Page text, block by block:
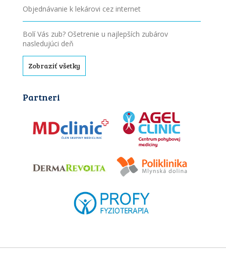
Objednávanie k lekárovi cez internet
Bolí Vás zub? Ošetrenie u najlepších zubárov
nasledujúci deň
Zobraziť všetky
Partneri